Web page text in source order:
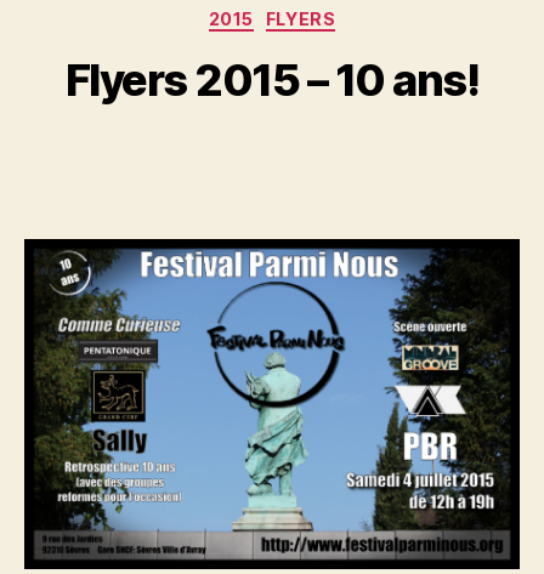
Categories
2015 FLYERS
Flyers 2015 – 10 ans!